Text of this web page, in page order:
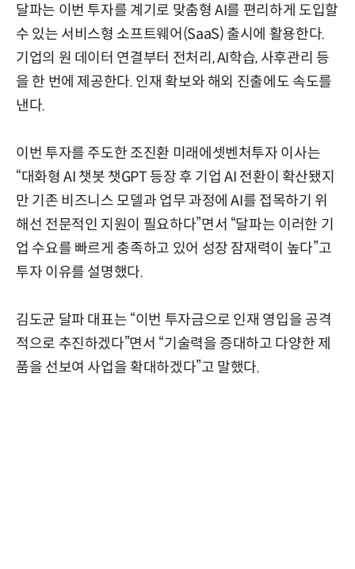
달파는 이번 투자를 계기로 맞춤형 AI를 편리하게 도입할
수 있는 서비스형 소프트웨어(SaaS) 출시에 활용한다.
기업의 원 데이터 연결부터 전처리, AI학습, 사후관리 등
을 한 번에 제공한다. 인재 확보와 해외 진출에도 속도를
낸다.
이번 투자를 주도한 조진환 미래에셋벤처투자 이사는
“대화형 AI 챗봇 챗GPT 등장 후 기업 AI 전환이 확산됐지
만 기존 비즈니스 모델과 업무 과정에 AI를 접목하기 위
해선 전문적인 지원이 필요하다”면서 “달파는 이러한 기
업 수요를 빠르게 충족하고 있어 성장 잠재력이 높다”고
투자 이유를 설명했다.
김도균 달파 대표는 “이번 투자금으로 인재 영입을 공격
적으로 추진하겠다”면서 “기술력을 증대하고 다양한 제
품을 선보여 사업을 확대하겠다”고 말했다.